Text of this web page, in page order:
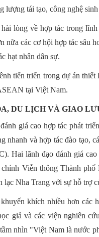
lượng tái tạo, công nghệ
lòng về hợp tác trong
nữa các cơ hội hợp tác sâu
hạt nhân dân sự.
tiến triển trong dự án
tại Việt Nam.
DU LỊCH VÀ GIAO
giá cao hợp tác phát
nhanh và hợp tác đào tạo,
Hai lãnh đạo đánh giá cao
Viễn thông Thành
lạc Nha Trang với sự hỗ trợ
khích nhiều hơn các
giả và các viện nghiên
nhìn "Việt Nam là nước